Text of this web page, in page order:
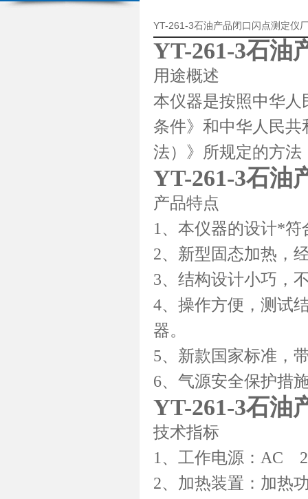
YT-261-3石油产品闭口闪点测定仪
YT-261-3石油
用途概述
本仪器是按照中华人
条件》和中华人民共
法）》所规定的方
YT-261-3石油
产品特点
1、本仪器的设计*符
2、新型固态加热，
3、结构设计小巧，
4、操作方便，测试
器。
5、新款国家标准，
6、气源安全保护措
YT-261-3石油
技术指标
1、工作电源：AC
2、加热装置：加热